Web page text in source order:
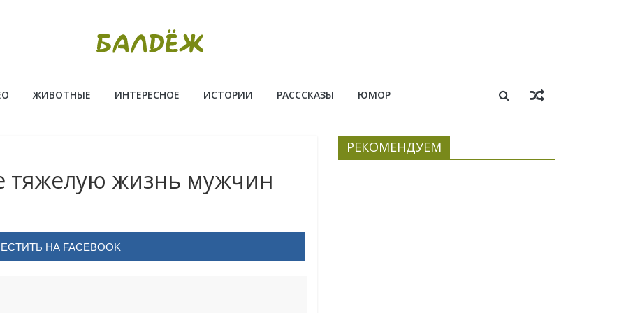
ЖИВОТНЫЕ ИНТЕРЕСНОЕ ИСТОРИИ РАСССКАЗЫ ЮМОР
жизнь мужчин
НА FACEBOOK
РЕКОМЕНДУЕМ